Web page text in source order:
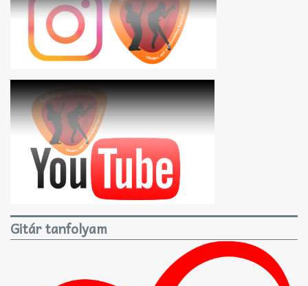
Gitár tanfolyam